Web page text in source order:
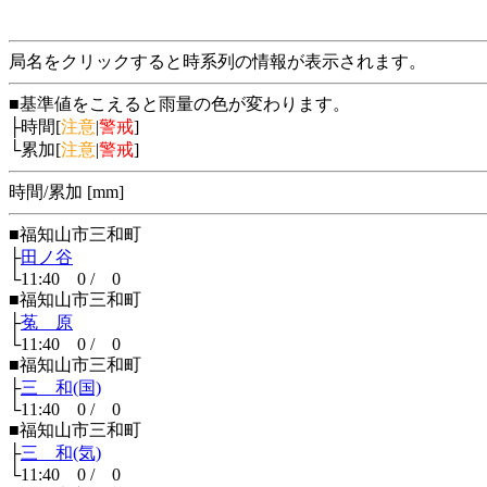
局名をクリックすると時系列の情報が表示されます。
■基準値をこえると雨量の色が変わります。
├時間[注意|警戒]
└累加[注意|警戒]
時間/累加 [mm]
■福知山市三和町
├田ノ谷
└11:40 0 / 0
■福知山市三和町
├菟 原
└11:40 0 / 0
■福知山市三和町
├三 和(国)
└11:40 0 / 0
■福知山市三和町
├三 和(気)
└11:40 0 / 0